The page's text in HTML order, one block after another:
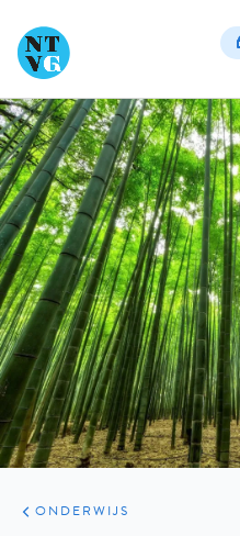
ARTIKELEN
PERSPECTIEF
ONDERWIJS